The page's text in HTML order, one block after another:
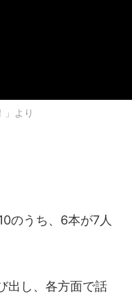
」より
のうち、6本が7人
出し、各方面で話